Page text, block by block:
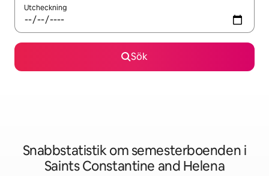
Utcheckning
Sök
Snabbstatistik om semesterboenden i
Saints Constantine and Helena